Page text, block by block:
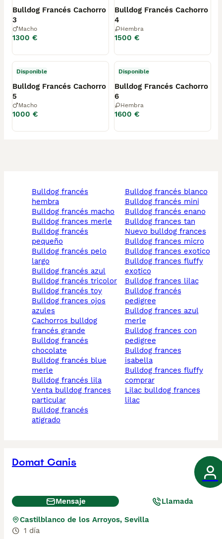
Bulldog Francés Cachorro
3
Macho
1300 €
Bulldog Francés Cachorro
4
Hembra
1500 €
Disponible
Bulldog Francés Cachorro
5
Macho
1000 €
Disponible
Bulldog Francés Cachorro
6
Hembra
1600 €
bulldog francés
hembra
bulldog francés macho
bulldog frances merle
bulldog francés
pequeño
bulldog francés pelo
largo
bulldog francés azul
bulldog francés tricolor
bulldog francés toy
bulldog frances ojos
azules
cachorros bulldog
francés grande
bulldog francés
chocolate
bulldog francés blue
merle
bulldog francés lila
venta bulldog frances
particular
bulldog francés
atigrado
bulldog francés blanco
bulldog francés mini
bulldog francés enano
bulldog frances tan
nuevo bulldog frances
bulldog frances micro
bulldog frances exotico
bulldog frances fluffy
exotico
bulldog frances lilac
bulldog francés
pedigree
bulldog frances azul
merle
bulldog frances con
pedigree
bulldog frances
isabella
bulldog frances fluffy
comprar
lilac bulldog frances
lilac
Domat Canis
Mensaje Llamada
Castilblanco de los Arroyos, Sevilla
1 día